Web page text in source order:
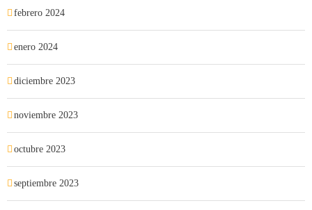
febrero 2024
enero 2024
diciembre 2023
noviembre 2023
octubre 2023
septiembre 2023